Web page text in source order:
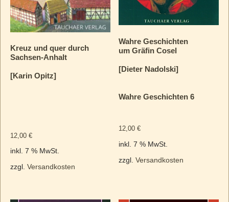
Kreuz und quer durch
Sachsen-Anhalt
[Karin Opitz]
12,00 €
inkl. 7 % MwSt.
zzgl. Versandkosten
Wahre Geschichten
um Gräfin Cosel
[Dieter Nadolski]
Wahre Geschichten 6
12,00€
inkl. 7 % MwSt.
zzgl.Versandkosten